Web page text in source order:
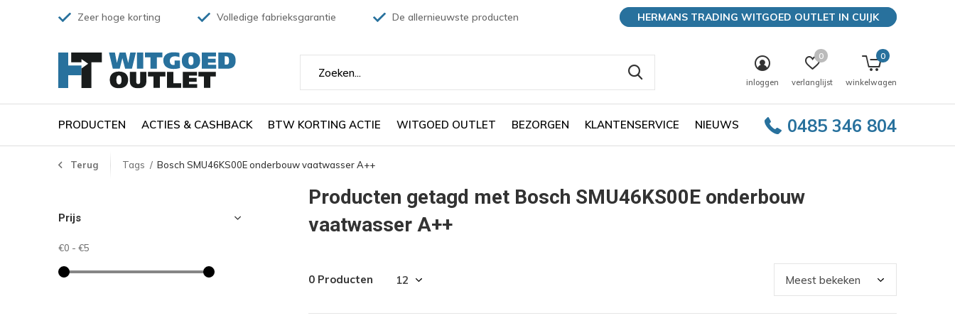
PRODUCTEN ACTIES & CASHBACK BTW KORTING ACTIE WITGOED OUTLET BEZORGEN KLANTENSERVICE NIEUWS 0485 346 804
inloggen verlanglijst
0
winkelwagen
0
Zeer hoge korting Volledige fabrieksgarantie De allernieuwste producten HERMANS TRADING WITGOED OUTLET IN CUIJK
Terug Tags Bosch SMU46KS00E onderbouw vaatwasser A++
Producten getagd met Bosch SMU46KS00E onderbouw
vaatwasser A++
0 Producten
Prijs
€0 - €5